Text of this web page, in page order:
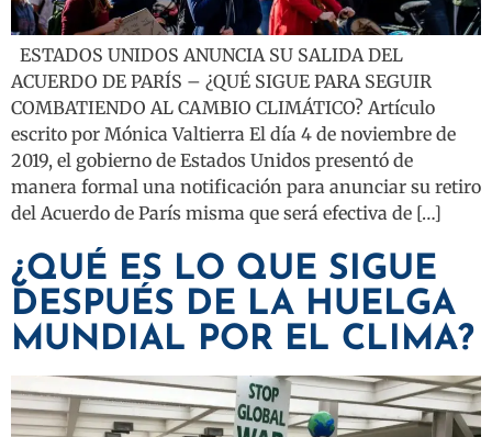
ESTADOS UNIDOS ANUNCIA SU SALIDA DEL
ACUERDO DE PARÍS – ¿QUÉ SIGUE PARA SEGUIR
COMBATIENDO AL CAMBIO CLIMÁTICO? Artículo
escrito por Mónica Valtierra El día 4 de noviembre de
2019, el gobierno de Estados Unidos presentó de
manera formal una notificación para anunciar su retiro
del Acuerdo de París misma que será efectiva de […]
¿QUÉ ES LO QUE SIGUE
DESPUÉS DE LA HUELGA
MUNDIAL POR EL CLIMA?